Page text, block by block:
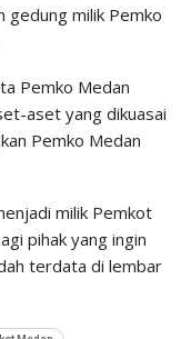
gedung milik Pemko
Pemko Medan
aset yang dikuasai
Pemko Medan
milik Pemkot
pihak yang ingin
terdata di lembar